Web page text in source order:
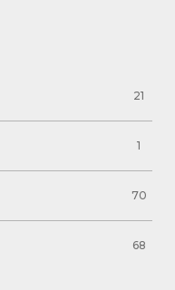
21
1
70
68